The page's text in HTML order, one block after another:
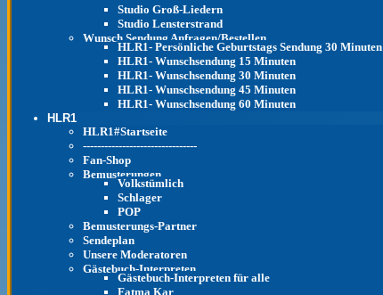
Studio Groß-Liedern
Studio Lensterstrand
Wunsch Sendung Anfragen/Bestellen
HLR1- Persönliche Geburtstags Sendung 30 Minuten
HLR1- Wunschsendung 15 Minuten
HLR1- Wunschsendung 30 Minuten
HLR1- Wunschsendung 45 Minuten
HLR1- Wunschsendung 60 Minuten
HLR1
HLR1#Startseite
--------------------------------
Fan-Shop
Bemusterungen
Volkstümlich
Schlager
POP
Bemusterungs-Partner
Sendeplan
Unsere Moderatoren
Gästebuch-Interpreten
Gästebuch-Interpreten für alle
Fatma Kar